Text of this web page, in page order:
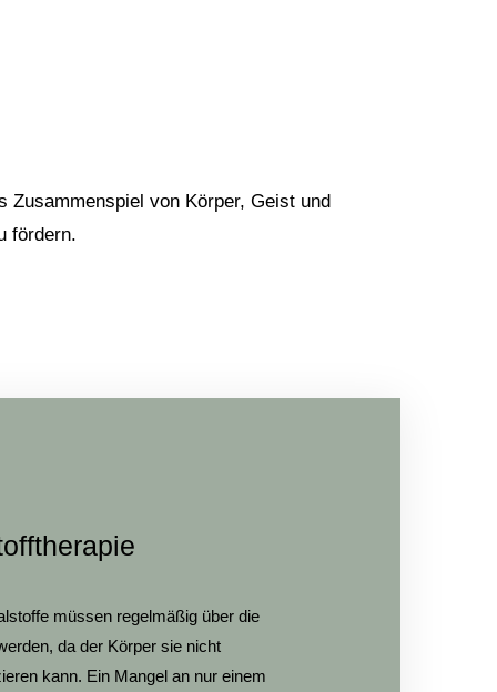
Zusammenspiel von Körper, Geist und
fördern.
müssen regelmäßig über die
da der Körper sie nicht
kann. Ein Mangel an nur einem